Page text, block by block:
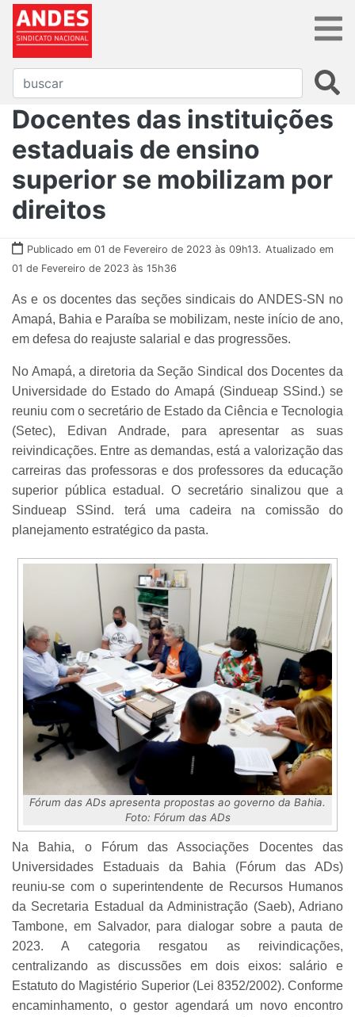
Docentes das instituições
estaduais de ensino
superior se mobilizam por
direitos
Publicado em 01 de Fevereiro de 2023 às 09h13. Atualizado em
01 de Fevereiro de 2023 às 15h36
As e os docentes das seções sindicais do ANDES-SN no
Amapá, Bahia e Paraíba se mobilizam, neste início de ano,
em defesa do reajuste salarial e das progressões.
No Amapá, a diretoria da Seção Sindical dos Docentes da
Universidade do Estado do Amapá (Sindueap SSind.) se
reuniu com o secretário de Estado da Ciência e Tecnologia
(Setec), Edivan Andrade, para apresentar as suas
reivindicações. Entre as demandas, está a valorização das
carreiras das professoras e dos professores da educação
superior pública estadual. O secretário sinalizou que a
Sindueap SSind. terá uma cadeira na comissão do
planejamento estratégico da pasta.
Fórum das ADs apresenta propostas ao governo da Bahia.
Foto: Fórum das ADs
Na Bahia, o Fórum das Associações Docentes das
Universidades Estaduais da Bahia (Fórum das ADs)
reuniu-se com o superintendente de Recursos Humanos
da Secretaria Estadual da Administração (Saeb), Adriano
Tambone, em Salvador, para dialogar sobre a pauta de
2023. A categoria resgatou as reivindicações,
centralizando as discussões em dois eixos: salário e
Estatuto do Magistério Superior (Lei 8352/2002). Conforme
encaminhamento, o gestor agendará um novo encontro